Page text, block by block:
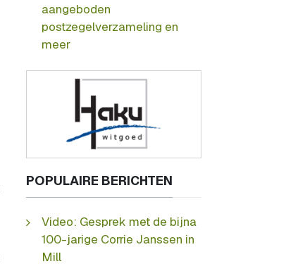
aangeboden
postzegelverzameling en
meer
POPULAIRE BERICHTEN
Video: Gesprek met de bijna
100-jarige Corrie Janssen in
Mill